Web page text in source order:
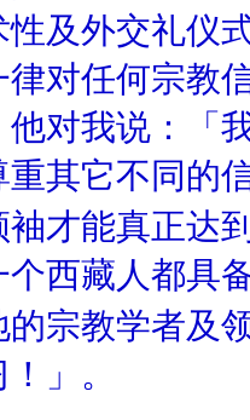
及外交礼仪
对任何宗教
对我说：「
其它不同的
才能真正达
西藏人都具
宗教学者及
」。